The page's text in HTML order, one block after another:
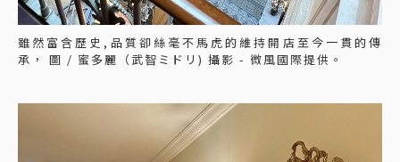
雖然富含歷史,品質卻絲毫不馬虎的維持開店至今一貫的傳
承， 圖 / 蜜多麗（武智ミドリ) 攝影 - 微風國際提供。